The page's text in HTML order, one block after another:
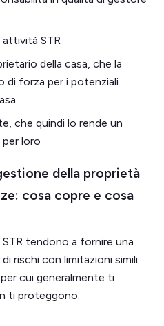
STR
della casa, che la
di forza per i potenziali
che quindi lo rende un
loro
della proprietà
cosa copre e cosa
tendono a fornire una
rischi con limitazioni simili.
cui generalmente ti
ti proteggono.